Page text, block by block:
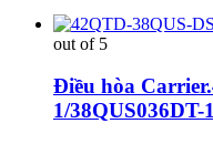
out of 5
Điều hòa
1/38QUS036DT-1